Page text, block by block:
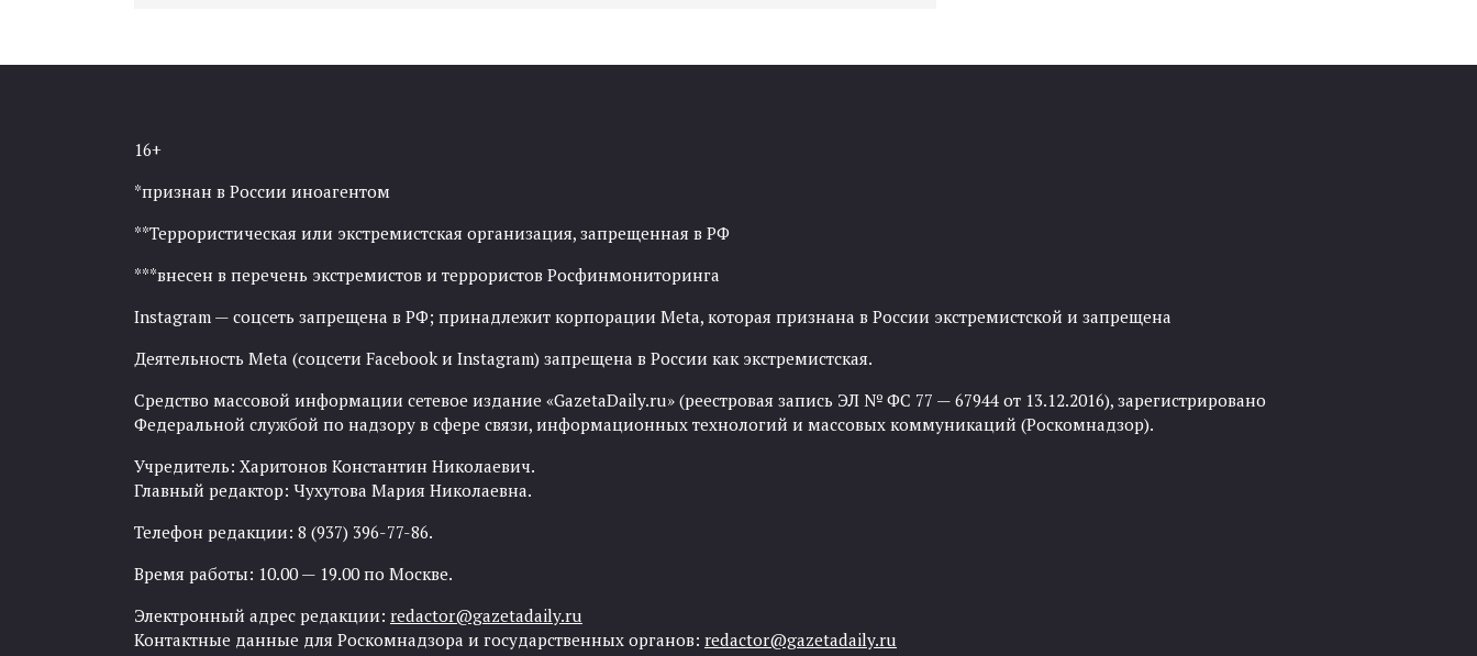
16+
*признан в России иноагентом
**Террористическая или экстремистская организация, запрещенная в РФ
***внесен в перечень экстремистов и террористов Росфинмониторинга
Instagram — соцсеть запрещена в РФ; принадлежит корпорации Meta, которая признана в России экстремистской и запрещена
Деятельность Meta (соцсети Facebook и Instagram) запрещена в России как экстремистская.
Средство массовой информации сетевое издание «GazetaDaily.ru» (реестровая запись ЭЛ № ФС 77 — 67944 от 13.12.2016), зарегистрировано
Федеральной службой по надзору в сфере связи, информационных технологий и массовых коммуникаций (Роскомнадзор).
Учредитель: Харитонов Константин Николаевич.
Главный редактор: Чухутова Мария Николаевна.
Телефон редакции: 8 (937) 396-77-86.
Время работы: 10.00 — 19.00 по Москве.
Электронный адрес редакции: redactor@gazetadaily.ru
Контактные данные для Роскомнадзора и государственных органов: redactor@gazetadaily.ru